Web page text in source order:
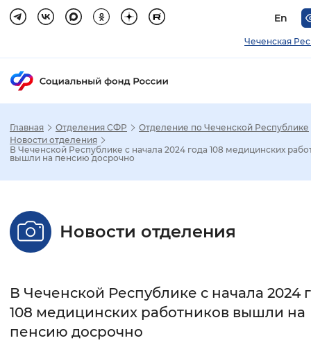
En
Чеченская
Стандартный Увеличенный
Без засечек С засечками
Интервал между буквами
Главная Отделения СФР
Отделение по Чеченской Республике
Новости отделения
В Чеченской Республике с начала 2024 года 108 медицинских
вышли на пенсию досрочно
Новости отделения
В Чеченской Республике с начала 2024
108 медицинских работников вышли на
пенсию досрочно